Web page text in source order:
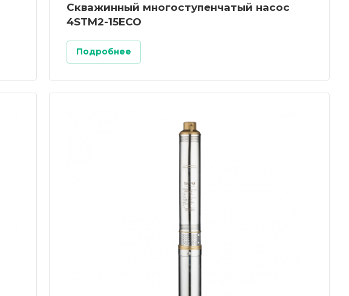
Скважинный многоступенчатый насос
4STM2-15ECO
Подробнее